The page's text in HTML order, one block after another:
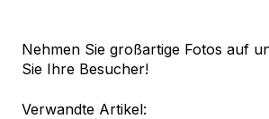
Nehmen Sie großartige Fotos auf
Sie Ihre Besucher!
Verwandte Artikel: